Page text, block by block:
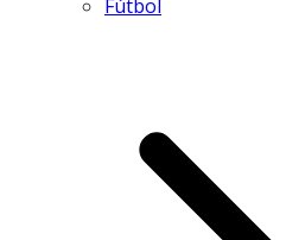
Fútbol